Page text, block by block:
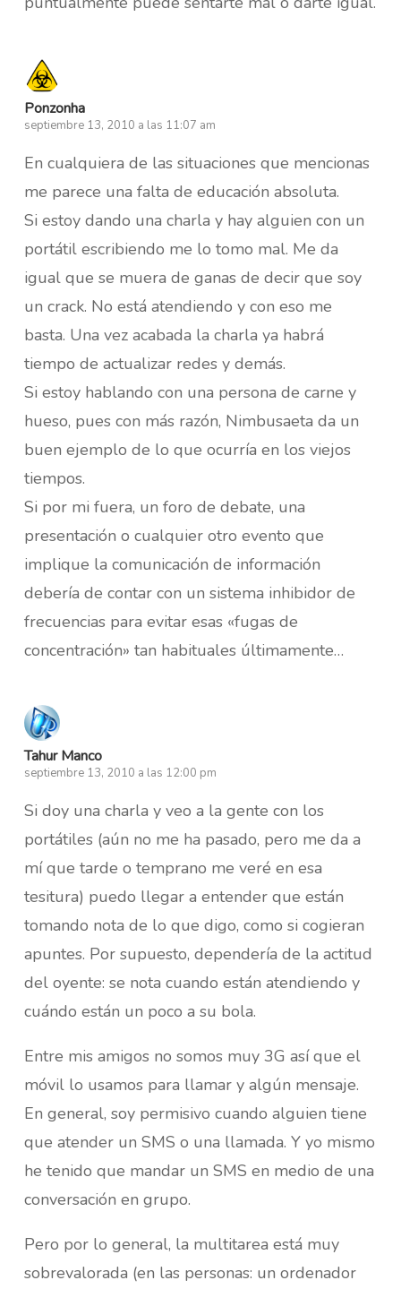
Ponzonha
septiembre 13, 2010 a las 11:07 am
En cualquiera de las situaciones que mencionas
me parece una falta de educación absoluta.
Si estoy dando una charla y hay alguien con un
portátil escribiendo me lo tomo mal. Me da
igual que se muera de ganas de decir que soy
un crack. No está atendiendo y con eso me
basta. Una vez acabada la charla ya habrá
tiempo de actualizar redes y demás.
Si estoy hablando con una persona de carne y
hueso, pues con más razón, Nimbusaeta da un
buen ejemplo de lo que ocurría en los viejos
tiempos.
Si por mi fuera, un foro de debate, una
presentación o cualquier otro evento que
implique la comunicación de información
debería de contar con un sistema inhibidor de
frecuencias para evitar esas «fugas de
concentración» tan habituales últimamente…
Tahur Manco
septiembre 13, 2010 a las 12:00 pm
Si doy una charla y veo a la gente con los
portátiles (aún no me ha pasado, pero me da a
mí que tarde o temprano me veré en esa
tesitura) puedo llegar a entender que están
tomando nota de lo que digo, como si cogieran
apuntes. Por supuesto, dependería de la actitud
del oyente: se nota cuando están atendiendo y
cuándo están un poco a su bola.
Entre mis amigos no somos muy 3G así que el
móvil lo usamos para llamar y algún mensaje.
En general, soy permisivo cuando alguien tiene
que atender un SMS o una llamada. Y yo mismo
he tenido que mandar un SMS en medio de una
conversación en grupo.
Pero por lo general, la multitarea está muy
sobrevalorada (en las personas: un ordenador